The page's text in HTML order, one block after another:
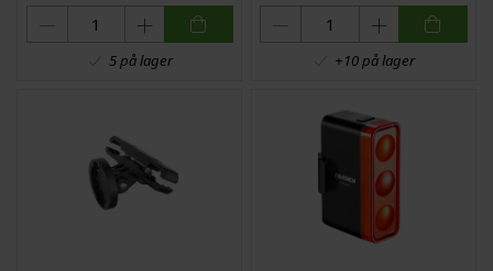
5 på lager +10 på lager